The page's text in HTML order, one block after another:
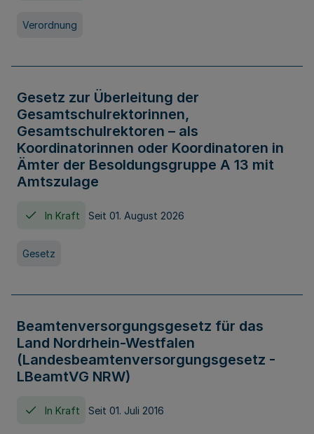
Verordnung
Gesetz zur Überleitung der
Gesamtschulrektorinnen,
Gesamtschulrektoren – als
Koordinatorinnen oder Koordinatoren in
Ämter der Besoldungsgruppe A 13 mit
Amtszulage
In Kraft Seit 01. August 2026
Gesetz
Beamtenversorgungsgesetz für das
Land Nordrhein-Westfalen
(Landesbeamtenversorgungsgesetz -
LBeamtVG NRW)
In Kraft Seit 01. Juli 2016